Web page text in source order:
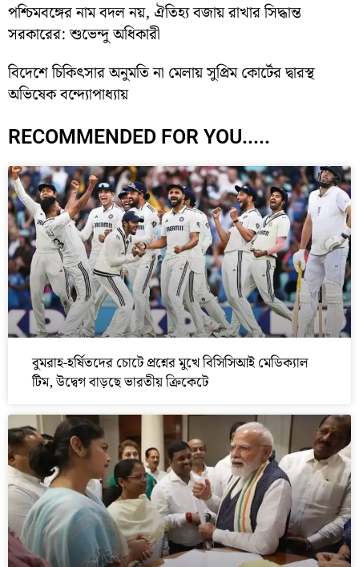
পশ্চিমবঙ্গের নাম বদল নয়, ঐতিহ্য বজায় রাখার সিদ্ধান্ত
সরকারের: শুভেন্দু অধিকারী
বিদেশে চিকিৎসার অনুমতি না মেলায় সুপ্রিম কোর্টের দ্বারস্থ
অভিষেক বন্দ্যোপাধ্যায়
RECOMMENDED FOR YOU.....
বুমরাহ-হর্ষিতদের চোটে প্রশ্নের মুখে বিসিসিআই মেডিক্যাল
টিম, উদ্বেগ বাড়ছে ভারতীয় ক্রিকেটে